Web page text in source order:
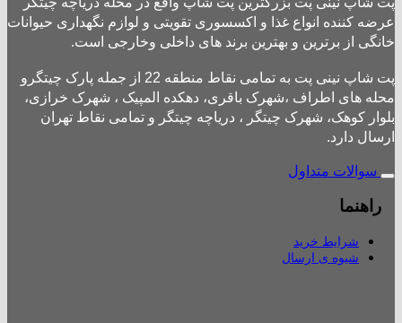
عرضه کننده انواع غذا و اکسسوری تقویتی و لوازم نگهداری حیوانات
خانگی از برترین و بهترین برند های داخلی وخارجی است.
پت شاپ نینی پت به تمامی نقاط منطقه 22 از جمله پارک چیتگرو
محله های اطراف ،شهرک باقری، دهکده المپیک ، شهرک خرازی،
بلوار کوهک، شهرک چیتگر ، دریاچه چیتگر و تمامی نقاط تهران
ارسال دارد.
سوالات متداول
راهنما
شرایط خرید
شیوه ی ارسال